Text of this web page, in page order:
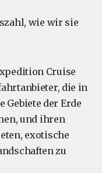
wie wir sie
Cruise
die in
Gebiete der Erde
und ihren
exotische
zu